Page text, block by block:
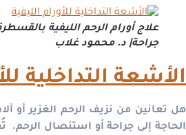
علاج أورام الرحم الليفية
جراحة| د. محمود غلاب
الأشعة التداخلية
هل تعانين من نزيف الرحم الغزير أو
الحاجة إلى جراحة أو استئصال الرحم.